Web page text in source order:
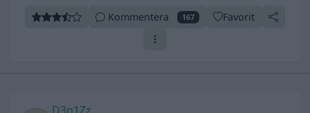
Kommentera 167 Favorit